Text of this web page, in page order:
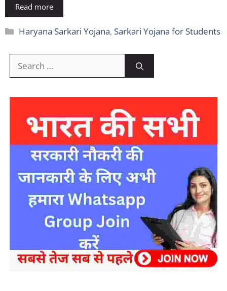
Read more
Categories
Haryana Sarkari Yojana, Sarkari Yojana for Students
for: